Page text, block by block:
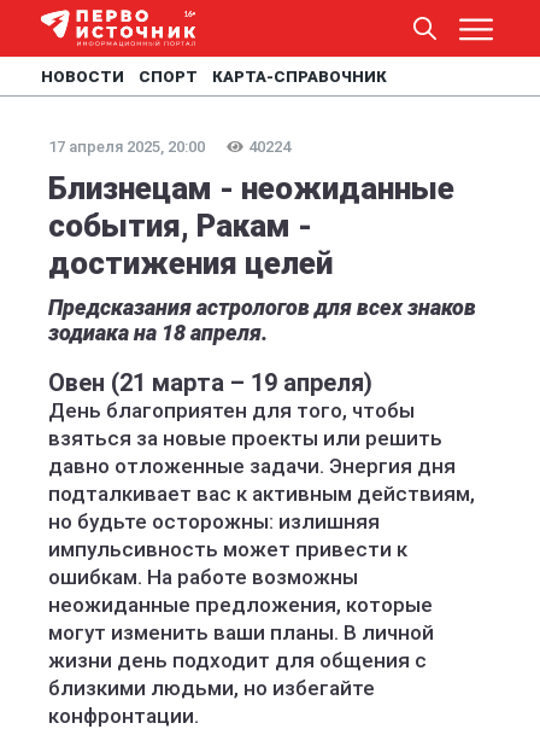
НОВОСТИ СПОРТ КАРТА-СПРАВОЧНИК
17 апреля 2025, 20:00 40224
Близнецам - неожиданные
события, Ракам -
достижения целей
Предсказания астрологов для всех знаков
зодиака на 18 апреля.
Овен (21 марта – 19 апреля)
День благоприятен для того, чтобы
взяться за новые проекты или решить
давно отложенные задачи. Энергия дня
подталкивает вас к активным действиям,
но будьте осторожны: излишняя
импульсивность может привести к
ошибкам. На работе возможны
неожиданные предложения, которые
могут изменить ваши планы. В личной
жизни день подходит для общения с
близкими людьми, но избегайте
конфронтации.